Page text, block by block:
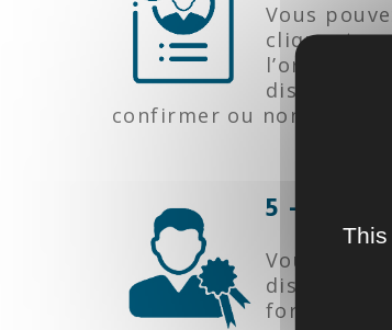
Vous
cliquant
dispose
confirmer ou non votre
5 -
Vous
disposez
formation.